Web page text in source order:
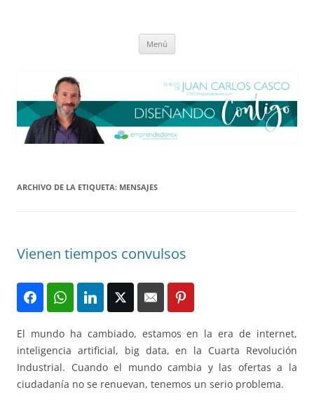
Menú
ARCHIVO DE LA ETIQUETA: MENSAJES
Vienen tiempos convulsos
El mundo ha cambiado, estamos en la era de internet,
inteligencia artificial, big data, en la Cuarta Revolución
Industrial. Cuando el mundo cambia y las ofertas a la
ciudadanía no se renuevan, tenemos un serio problema.